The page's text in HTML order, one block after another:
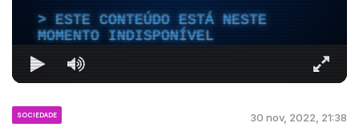
ESTE CONTEÚDO ESTÁ NESTE
MOMENTO INDISPONÍVEL
SOCIEDADE 30 nov, 2022, 21:38